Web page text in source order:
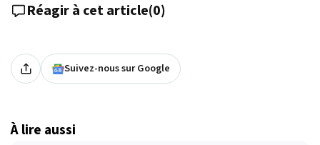
Réagir à cet article(0)
Suivez-nous sur Google
À lire aussi